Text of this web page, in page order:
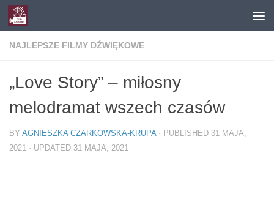
Skip to content
NAJLEPSZE FILMY DŹWIĘKOWE
„Love Story” – miłosny
melodramat wszech czasów
BY AGNIESZKA CZARKOWSKA-KRUPA · PUBLISHED 31 MAJA,
2021 · UPDATED 31 MAJA, 2021